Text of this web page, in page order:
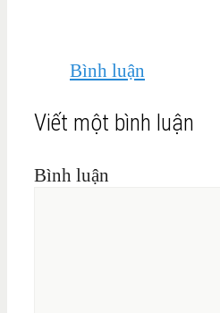
Bình luận
Viết một bình luận
Bình luận